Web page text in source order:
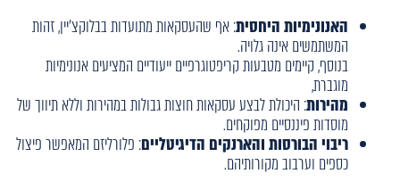
האנונימיות היחסית: אף שהעסקאות מתועדות בבלוקצ'יין, זהות
המשתמשים אינה גלויה.
בנוסף, קיימים מטבעות קריפטוגרפיים ייעודיים המציעים אנונימיות
מוגברת,
מהירות: היכולת לבצע עסקאות חוצות גבולות במהירות וללא תיווך של
מוסדות פיננסיים מפוקחים.
ריבוי הבורסות והארנקים הדיגיטליים: פלורליזם המאפשר פיצול
כספים וערבוב מקורותיהם.